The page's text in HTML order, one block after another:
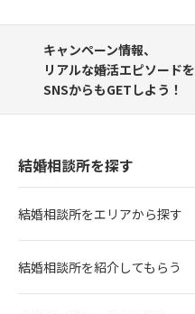
キャンペーン情報、
リアルな婚活エピソードを
SNSからもGETしよう！
結婚相談所を探す
結婚相談所をエリアから探す
結婚相談所を紹介してもらう